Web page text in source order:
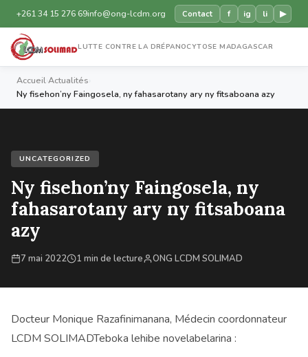
+261 34 15 276 69info@ong-lcdm.org Contact f ig li ▶
LUTTE CONTRE LA DRÉPANOCYTOSE MADAGASCAR
AccueilActualités
Ny fisehon’ny Faingosela, ny fahasarotany ary ny fitsaboana azy
UNCATEGORIZED
Ny fisehon’ny Faingosela, ny
fahasarotany ary ny fitsaboana
azy
7 mai 2022 1 min de lecture ONG LCDM SOLIMAD
Docteur Monique Razafinimanana, Médecin coordonnateur
LCDM SOLIMADTeboka lehibe novelabelarina :